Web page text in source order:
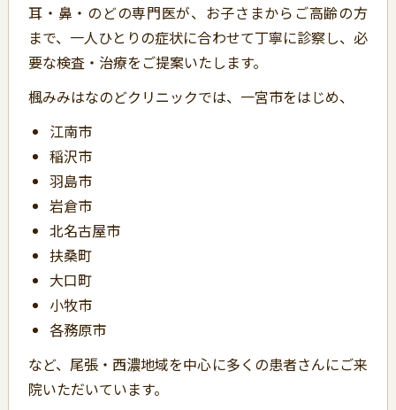
耳・鼻・のどの専門医が、お子さまからご高齢の方
まで、一人ひとりの症状に合わせて丁寧に診察し、必
要な検査・治療をご提案いたします。
楓みみはなのどクリニックでは、一宮市をはじめ、
江南市
稲沢市
羽島市
岩倉市
北名古屋市
扶桑町
大口町
小牧市
各務原市
など、尾張・西濃地域を中心に多くの患者さんにご来
院いただいています。